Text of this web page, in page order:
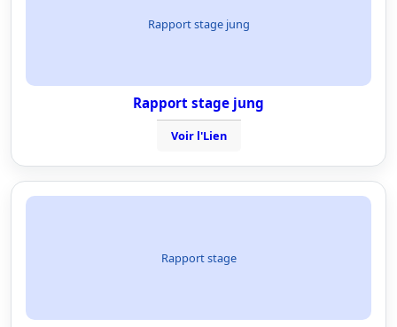
Rapport stage jung
Rapport stage jung
Voir l'Lien
Rapport stage